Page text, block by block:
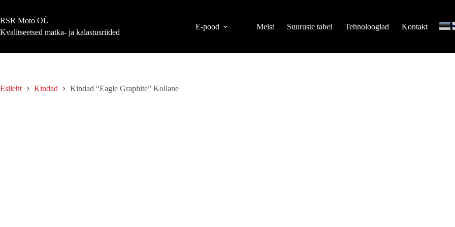
content
RSR Moto OÜ
Kvalitseetsed matka- ja kalastusriided
E-pood Meist Suuruste tabel Tehnoloogiad Kontakt
Esileht Kindad Kindad “Eagle Graphite” Kollane